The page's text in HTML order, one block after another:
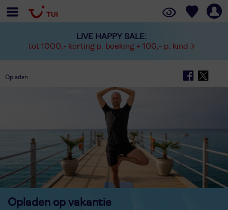
LIVE HAPPY SALE:
tot 1000,- korting p. boeking + 100,- p. kind
Opladen
Opladen op vakantie